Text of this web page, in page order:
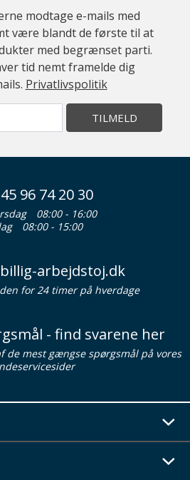
modtage e-mails med
være blandt de første til at
med begrænset parti.
tid nemt framelde dig
Privatlivspolitik
TILMELD
96 74 20 30
08:00 - 16:00
08:00 - 15:00
arbejdstoj.dk
for 24 timer på hverdage
- find svarene her
de mest gængse spørgsmål på vores